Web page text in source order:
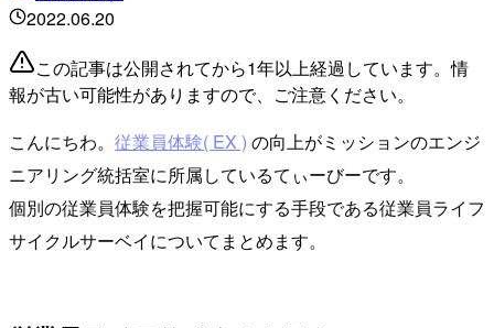
2022.06.20
この記事は公開されてから1年以上経過しています。情
報が古い可能性がありますので、ご注意ください。
こんにちわ。 従業員体験( EX ) の向上がミッションのエンジ
ニアリング統括室に所属しているてぃーびーです。
個別の従業員体験を把握可能にする手段である従業員ライフ
サイクルサーベイについてまとめます。